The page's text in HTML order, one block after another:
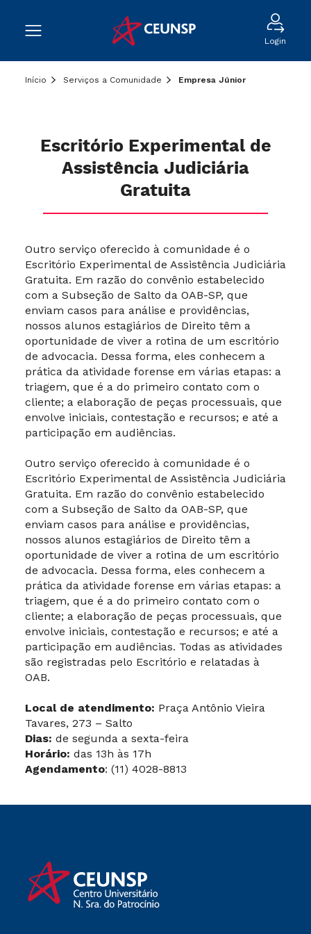
Login
Início Serviços a Comunidade Empresa Júnior
Escritório Experimental de
Assistência Judiciária
Gratuita
Outro serviço oferecido à comunidade é o
Escritório Experimental de Assistência Judiciária
Gratuita. Em razão do convênio estabelecido
com a Subseção de Salto da OAB-SP, que
enviam casos para análise e providências,
nossos alunos estagiários de Direito têm a
oportunidade de viver a rotina de um escritório
de advocacia. Dessa forma, eles conhecem a
prática da atividade forense em várias etapas: a
triagem, que é a do primeiro contato com o
cliente; a elaboração de peças processuais, que
envolve iniciais, contestação e recursos; e até a
participação em audiências.
Outro serviço oferecido à comunidade é o
Escritório Experimental de Assistência Judiciária
Gratuita. Em razão do convênio estabelecido
com a Subseção de Salto da OAB-SP, que
enviam casos para análise e providências,
nossos alunos estagiários de Direito têm a
oportunidade de viver a rotina de um escritório
de advocacia. Dessa forma, eles conhecem a
prática da atividade forense em várias etapas: a
triagem, que é a do primeiro contato com o
cliente; a elaboração de peças processuais, que
envolve iniciais, contestação e recursos; e até a
participação em audiências. Todas as atividades
são registradas pelo Escritório e relatadas à
OAB.
Local de atendimento: Praça Antônio Vieira
Tavares, 273 – Salto
Dias: de segunda a sexta-feira
Horário: das 13h às 17h
Agendamento: (11) 4028-8813